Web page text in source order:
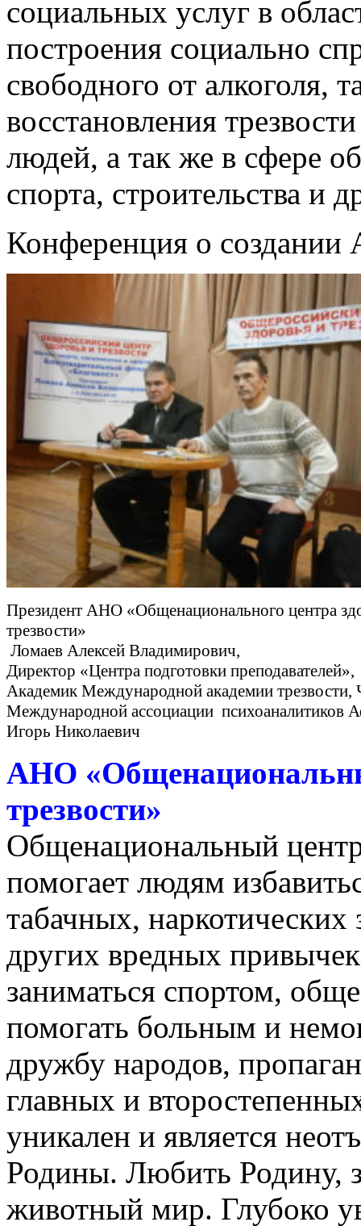
социальных услуг в
построения социально
свободного от алкоголя,
восстановления
людей, а так же в сфере
спорта, строительства и
Конференция о
Президент АНО «Общенационального центра
трезвости»
Ломаев Алексей Владимирович,
Директор «Центра подготовки преподавателей»,
Академик Международной академии трезвости,
Международной ассоциации психоаналитиков
Игорь Николаевич
АНО
трезвости»
Общенациональный
помогает людям
табачных,
других вредных
заниматься спортом,
помогать больным и
дружбу народов,
главных и
уникален и является
Родины. Любить Родину,
животный мир. Глубоко